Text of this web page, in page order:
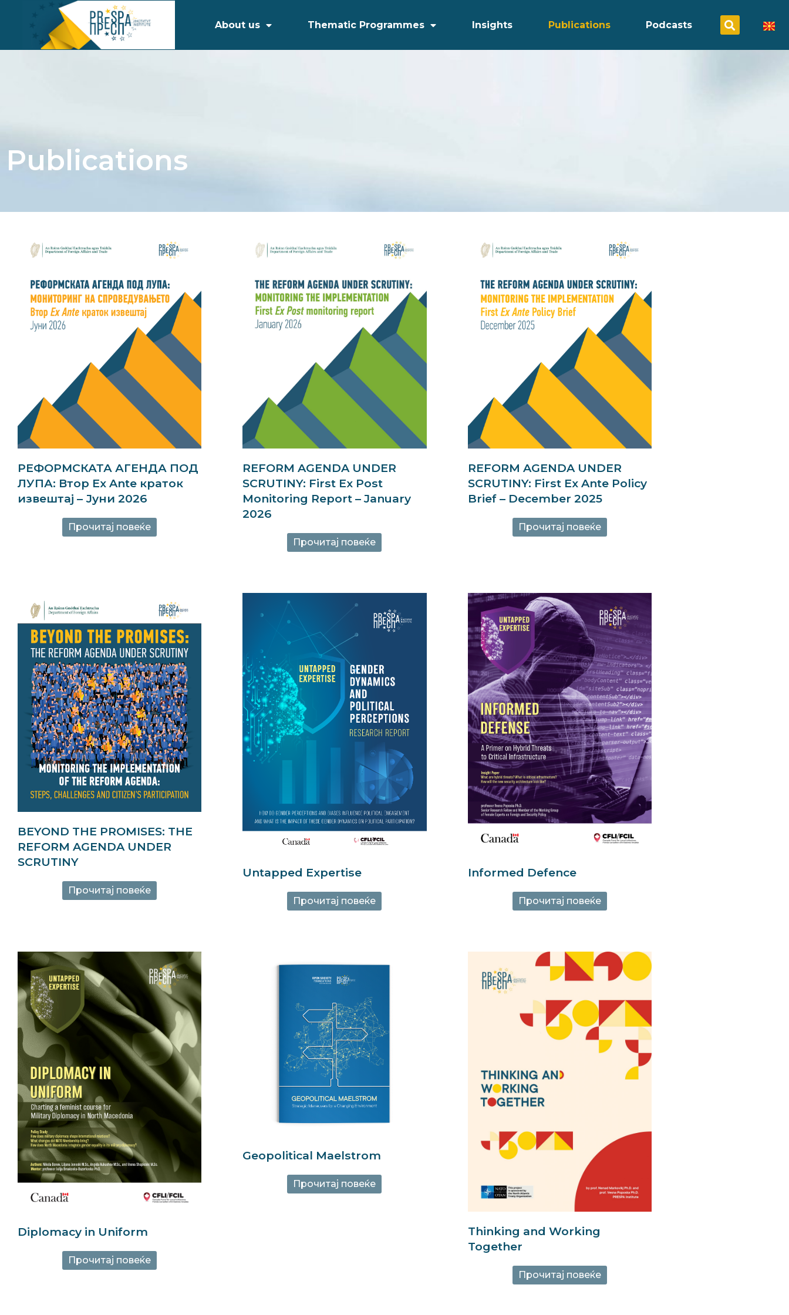
About us Thematic Programmes Insights Publications Podcasts
Publications
РЕФОРМСКАТА АГЕНДА ПОД
ЛУПА: Втор Ex Ante краток
извештај – Јуни 2026
Прочитај повеќе
REFORM AGENDA UNDER
SCRUTINY: First Ex Post
Monitoring Report – January
2026
Прочитај повеќе
REFORM AGENDA UNDER
SCRUTINY: First Ex Ante Policy
Brief – December 2025
Прочитај повеќе
BEYOND THE PROMISES: THE
REFORM AGENDA UNDER
SCRUTINY
Прочитај повеќе
Untapped Expertise
Прочитај повеќе
Informed Defence
Прочитај повеќе
Diplomacy in Uniform
Прочитај повеќе
Geopolitical Maelstrom
Прочитај повеќе
Thinking and Working
Together
Прочитај повеќе